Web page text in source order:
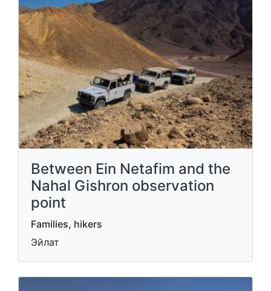
Between Ein Netafim and the
Nahal Gishron observation
point
Families, hikers
Эйлат